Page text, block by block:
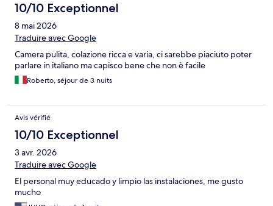
10/10 Exceptionnel
8 mai 2026
Traduire avec Google
Camera pulita, colazione ricca e varia, ci sarebbe piaciuto poter
parlare in italiano ma capisco bene che non è facile
Roberto, séjour de 3 nuits
Avis vérifié
10/10 Exceptionnel
3 avr. 2026
Traduire avec Google
El personal muy educado y limpio las instalaciones, me gusto
mucho